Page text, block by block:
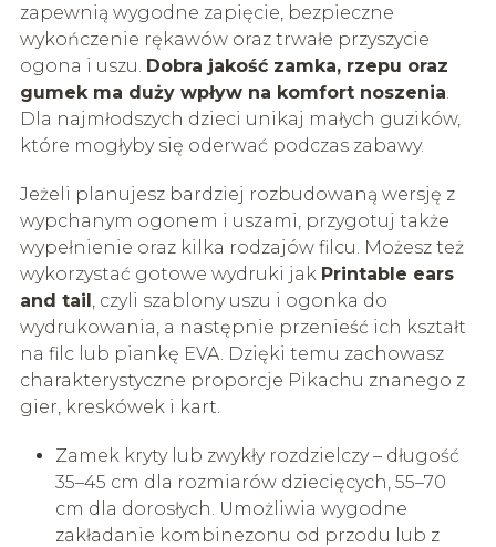
zapewnią wygodne zapięcie, bezpieczne
wykończenie rękawów oraz trwałe przyszycie
ogona i uszu. Dobra jakość zamka, rzepu oraz
gumek ma duży wpływ na komfort noszenia.
Dla najmłodszych dzieci unikaj małych guzików,
które mogłyby się oderwać podczas zabawy.
Jeżeli planujesz bardziej rozbudowaną wersję z
wypchanym ogonem i uszami, przygotuj także
wypełnienie oraz kilka rodzajów filcu. Możesz też
wykorzystać gotowe wydruki jak Printable ears
and tail, czyli szablony uszu i ogonka do
wydrukowania, a następnie przenieść ich kształt
na filc lub piankę EVA. Dzięki temu zachowasz
charakterystyczne proporcje Pikachu znanego z
gier, kreskówek i kart.
Zamek kryty lub zwykły rozdzielczy – długość
35–45 cm dla rozmiarów dziecięcych, 55–70
cm dla dorosłych. Umożliwia wygodne
zakładanie kombinezonu od przodu lub z